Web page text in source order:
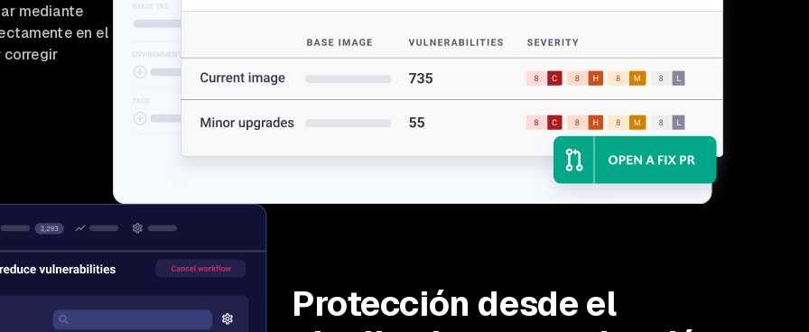
mediante
en el
corregir
Protección desde el